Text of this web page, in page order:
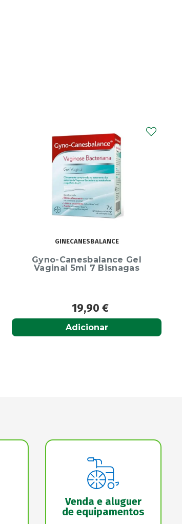
FENISTIL
Fenistil Emulsão Roll-On
1mg/g 8ml
11,95 €
Adicionar
Venda e aluguer
de equipamentos